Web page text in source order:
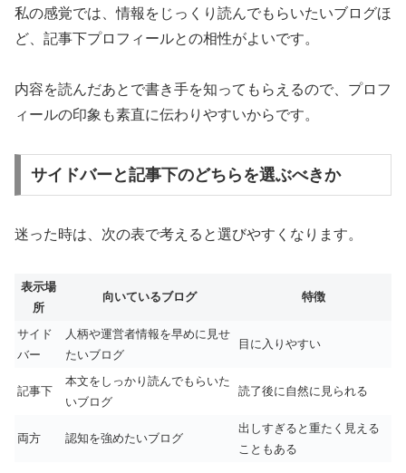
私の感覚では、情報をじっくり読んでもらいたいブログほ
ど、記事下プロフィールとの相性がよいです。
内容を読んだあとで書き手を知ってもらえるので、プロフ
ィールの印象も素直に伝わりやすいからです。
サイドバーと記事下のどちらを選ぶべきか
迷った時は、次の表で考えると選びやすくなります。
表示場
所
向いているブログ 特徴
サイド
バー
人柄や運営者情報を早めに見せ
たいブログ
目に入りやすい
記事下
本文をしっかり読んでもらいた
いブログ
読了後に自然に見られる
両方 認知を強めたいブログ
出しすぎると重たく見える
こともある